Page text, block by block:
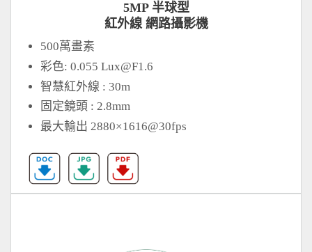
5MP 半球型
紅外線 網路攝影機
500萬畫素
彩色: 0.055Lux@F1.6
智慧紅外線 : 30m
固定鏡頭 : 2.8mm
最大輸出 2880×1616@30fps